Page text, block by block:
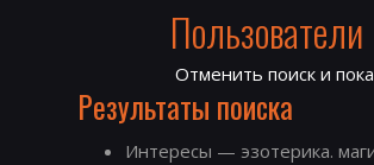
Пользователи
Отменить поиск и
Результаты поиска
Интересы — эзотерика.